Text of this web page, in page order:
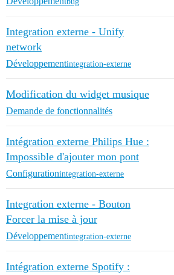
Integration externe - Unify
network
Développementintegration-externe
Modification du widget musique
Demande de fonctionnalités
Intégration externe Philips Hue :
Impossible d'ajouter mon pont
Configurationintegration-externe
Integration externe - Bouton
Forcer la mise à jour
Développementintegration-externe
Intégration externe Spotify :